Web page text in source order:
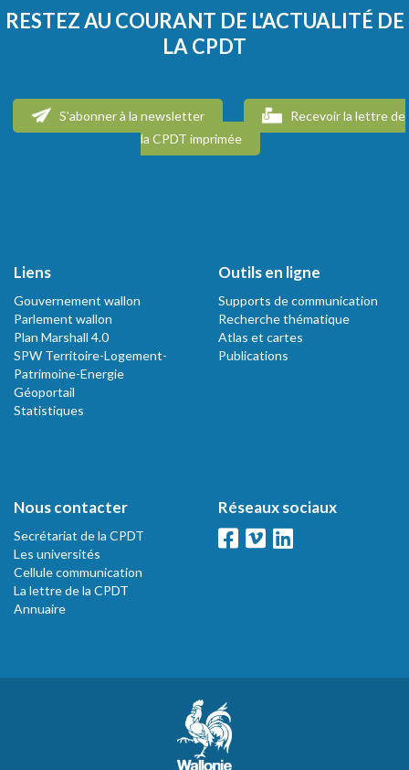
RESTEZ AU COURANT DE L'ACTUALITÉ DE
LA CPDT
S'abonner à la newsletter
Recevoir la lettre de
la CPDT imprimée
Liens
Gouvernement wallon
Parlement wallon
Plan Marshall 4.0
SPW Territoire-Logement-
Patrimoine-Energie
Géoportail
Statistiques
Outils en ligne
Supports de communication
Recherche thématique
Atlas et cartes
Publications
Nous contacter
Secrétariat de la CPDT
Les universités
Cellule communication
La lettre de la CPDT
Annuaire
Réseaux sociaux